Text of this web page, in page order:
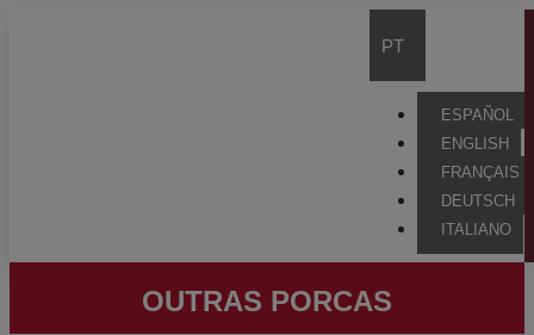
PT
ESPAÑOL
ENGLISH
FRANÇAIS
DEUTSCH
ITALIANO
OUTRAS PORCAS